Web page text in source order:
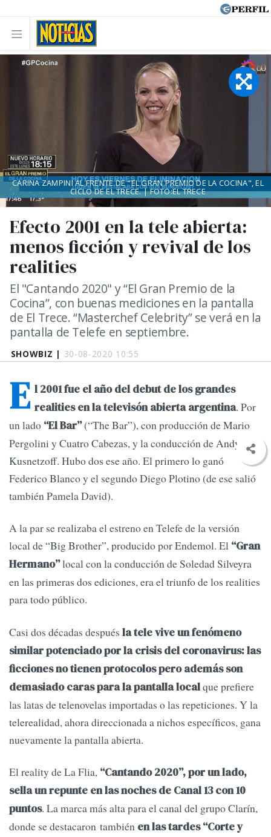
SHOWBIZ | 30-08-2020 10:55
Efecto 2001 en la tele abierta:
menos ficción y revival de los
realities
El "Cantando 2020" y “El Gran Premio de la
Cocina”, con buenas mediciones en la pantalla
de El Trece. “Masterchef Celebrity” se verá en la
pantalla de Telefe en septiembre.
CARINA ZAMPINI AL FRENTE DE "EL GRAN PREMIO DE LA COCINA", EL
CICLO DE EL TRECE. | FOTO:EL TRECE
E l 2001 fue el año del debut de los grandes
realities en la televisón abierta argentina. Por
un lado “El Bar”(“The Bar”), con producción de Mario
Pergolini y Cuatro Cabezas, y la conducción de Andy
Kusnetzoff. Hubo dos ese año. El primero lo ganó
Federico Blanco y el segundo Diego Plotino (de ese salió
también Pamela David).
A la par se realizaba el estreno en Telefe de la versión
local de “Big Brother”, producido por Endemol. El “Gran
Hermano”local con la conducción de Soledad Silveyra
en las primeras dos ediciones, era el triunfo de los realities
para todo público.
Casi dos décadas después la tele vive un fenómeno
similar potenciado por la crisis del coronavirus: las
ficciones no tienen protocolos pero además son
demasiado caras para la pantalla localque prefiere
las latas de telenovelas importadas o las repeticiones. Y la
telerealidad, ahora direccionada a nichos específicos, gana
nuevamente la pantalla abierta.
El reality de La Flia, “Cantando 2020”, por un lado,
sella un repunte en las noches de Canal 13 con 10
puntos. La marca más alta para el canal del grupo Clarín,
donde se destacaron también en las tardes “Corte y